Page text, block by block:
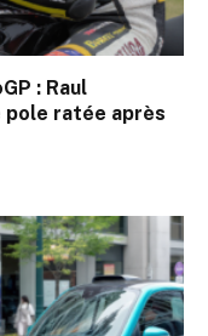
: Raul
pole ratée après